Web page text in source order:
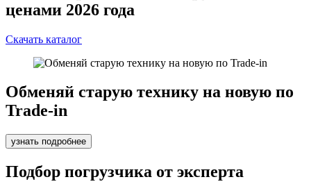
ценами 2026 года
Скачать каталог
Обменяй старую технику на новую по
Trade-in
узнать подробнее
Подбор погрузчика от эксперта